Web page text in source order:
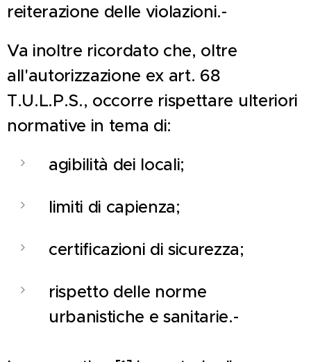
reiterazione delle violazioni.-
Va inoltre ricordato che, oltre
all'autorizzazione ex art. 68
T.U.L.P.S., occorre rispettare ulteriori
normative in tema di:
agibilità dei locali;
limiti di capienza;
certificazioni di sicurezza;
rispetto delle norme
urbanistiche e sanitarie.-